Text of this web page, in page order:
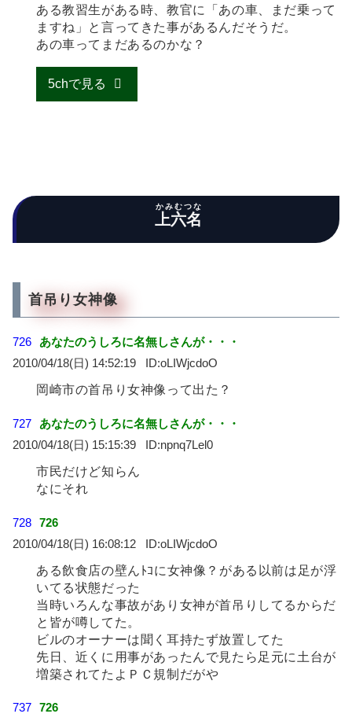
ある教習生がある時、教官に「あの車、まだ乗って
ますね」と言ってきた事があるんだそうだ。
あの車ってまだあるのかな？
5chで見る
上六名
かみむつな
首吊り女神像
726 あなたのうしろに名無しさんが・・・
2010/04/18(日) 14:52:19
oLIWjcdoO
岡崎市の首吊り女神像って出た？
727
あなたのうしろに名無しさんが・・・
2010/04/18(日) 15:15:39
npnq7Lel0
市民だけど知らん
なにそれ
728 726
2010/04/18(日) 16:08:12
oLIWjcdoO
ある飲食店の壁んﾄｺに女神像？がある以前は足が浮
いてる状態だった
当時いろんな事故があり女神が首吊りしてるからだ
と皆が噂してた。
ビルのオーナーは聞く耳持たず放置してた
先日、近くに用事があったんで見たら足元に土台が
増築されてたよＰＣ規制だがや
737 726